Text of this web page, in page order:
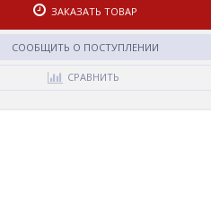
ЗАКАЗАТЬ ТОВАР
СООБЩИТЬ О ПОСТУПЛЕНИИ
СРАВНИТЬ